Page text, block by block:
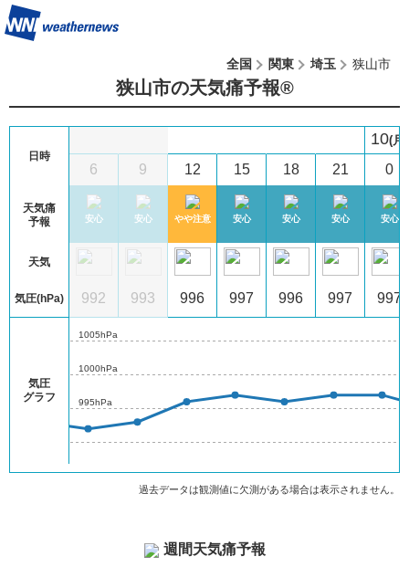
全国 関東 埼玉 狭山市
狭山市の天気痛予報®︎
日時
天気痛
予報
天気
気圧(hPa)
気圧
グラフ
安心
993
6
安心
992
9
安心
993
12
やや注意
996
15
安心
997
18
安心
996
21
安心
997
10(月)
0
安心
997
995hPa
1000hPa
1005hPa
過去データは観測値に欠測がある場合は表示されません。
週間天気痛予報